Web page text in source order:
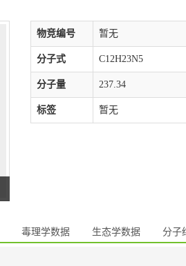
物竞编号 暂无
分子式 C12H23N5
分子量 237.34
标签 暂无
毒理学数据 生态学数据 分子